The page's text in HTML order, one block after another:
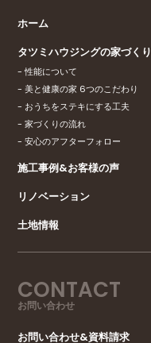
ホーム
タツミハウジングの家づくり
性能について
美と健康の家 6つのこだわり
おうちをステキにする工夫
家づくりの流れ
安心のアフターフォロー
施工事例&お客様の声
リノベーション
土地情報
CONTACT
お問い合わせ
お問い合わせ&資料請求